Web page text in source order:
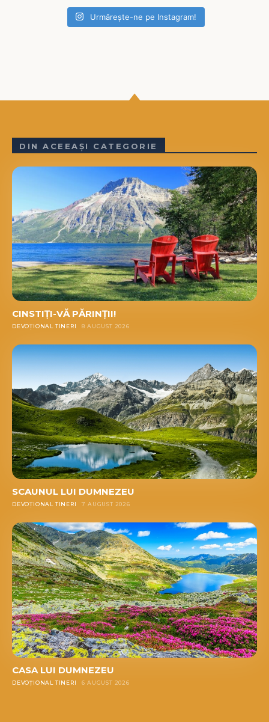
Urmărește-ne pe Instagram!
DIN ACEEAȘI CATEGORIE
CINSTIȚI-VĂ PĂRINȚII!
DEVOȚIONAL TINERI 8 AUGUST 2026
SCAUNUL LUI DUMNEZEU
DEVOȚIONAL TINERI 7 AUGUST 2026
CASA LUI DUMNEZEU
DEVOȚIONAL TINERI 6 AUGUST 2026